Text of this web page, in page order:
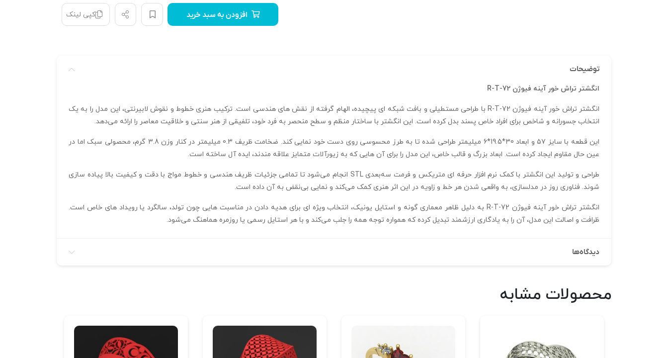
افزودن به سبد خرید کپی لینک
توضیحات
انگشتر تراش خور آینه فیوژن R-T-72
انگشتر تراش خور آینه فیوژن R-T-72 با طراحی مستطیلی و بافت شبکه‌ ای پیچیده، الهام گرفته از نقش‌ های هندسی است. ترکیب هنری خطوط و نقوش لابیرنتی، این مدل را به یک
انتخاب جسورانه و شاخص برای افراد خاص‌ پسند بدل کرده است. این انگشتر با ساختار منظم و سطح منحصر‌ به‌ فرد خود، تلفیقی از هنر سنتی و خلاقیت معاصر را ارائه می‌دهد.
این قطعه با سایز ۵۷ و ابعاد 30*19.5*6 میلیمتر طراحی شده تا به طرز محسوسی روی دست خود نمایی کند. ضخامت ظریف 0.3 میلیمتر در کنار وزن 3.8 گرم، محصولی سبک اما در
عین حال مقاوم ایجاد کرده است. ابعاد بزرگ و قالب خاص، این مدل را برای آن‌ هایی که به زیورآلات متمایز علاقه‌ مندند، ایده‌ آل ساخته است.
طراحی و تولید این انگشتر با کمک نرم‌ افزار حرفه‌ ای متریکس و فرمت سه‌بعدی STL انجام می‌شود تا تمامی جزئیات ظریف هندسی و خطوط مواج با دقت و کیفیت بالا پیاده‌ سازی
شوند. فناوری روز در مدلسازی، به واقعی شدن هر خط و زاویه در این اثر هنری کمک می‌کند و نمایی بی‌نقض به آن داده است.
انگشتر تراش خور آینه فیوژن R-T-72 به دلیل ظاهر معماری‌ گونه و استایل یونیک، انتخاب ویژه‌ ای برای هدیه دادن در مناسبت‌ هایی چون تولد، سالگرد یا رویداد های خاص است.
ظرافت و اصالت این مدل، آن را به یادگاری ارزشمند تبدیل کرده که همواره توجه همه را جلب می‌کند و با هر استایل رسمی یا روزمره هماهنگ می‌شود.
دیدگاه‌ها
محصولات مشابه